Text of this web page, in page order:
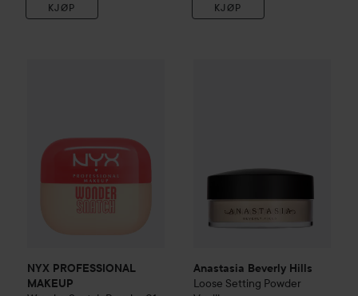
KJØP KJØP
NYX PROFESSIONAL
MAKEUP
Anastasia Beverly Hills
Loose Setting Powder